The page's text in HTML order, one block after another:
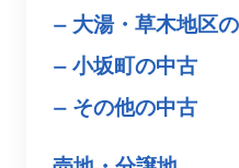
大湯・草木地区
小坂町の中古
その他の中古